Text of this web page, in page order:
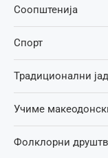
Соопштенија
Спорт
Традиционални
Учиме
Фолклорни